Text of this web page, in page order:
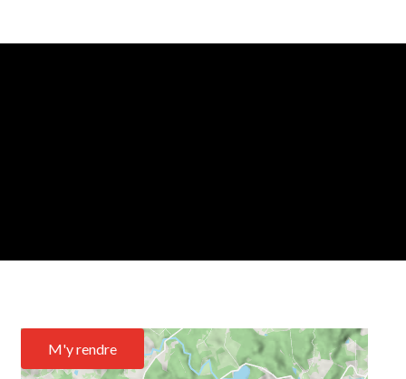
M'y rendre